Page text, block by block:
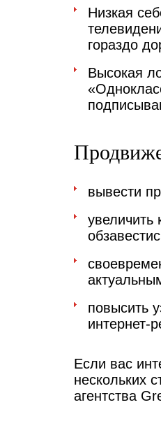
Низкая
гораздо
Высокая
вывести
увеличить
повысить
интернет-
Если вас
нескольких
агентства